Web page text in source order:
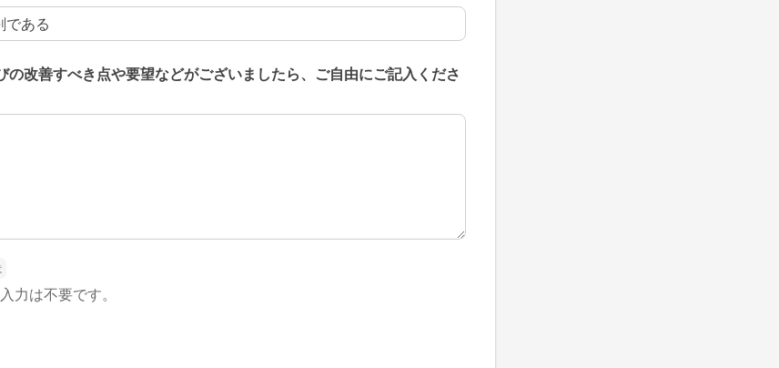
である
の改善すべき点や要望などがございましたら、ご自由にご記入くださ
改善すべき点や要望などがございましたら、ご自由にご記入ください
力は不要です。